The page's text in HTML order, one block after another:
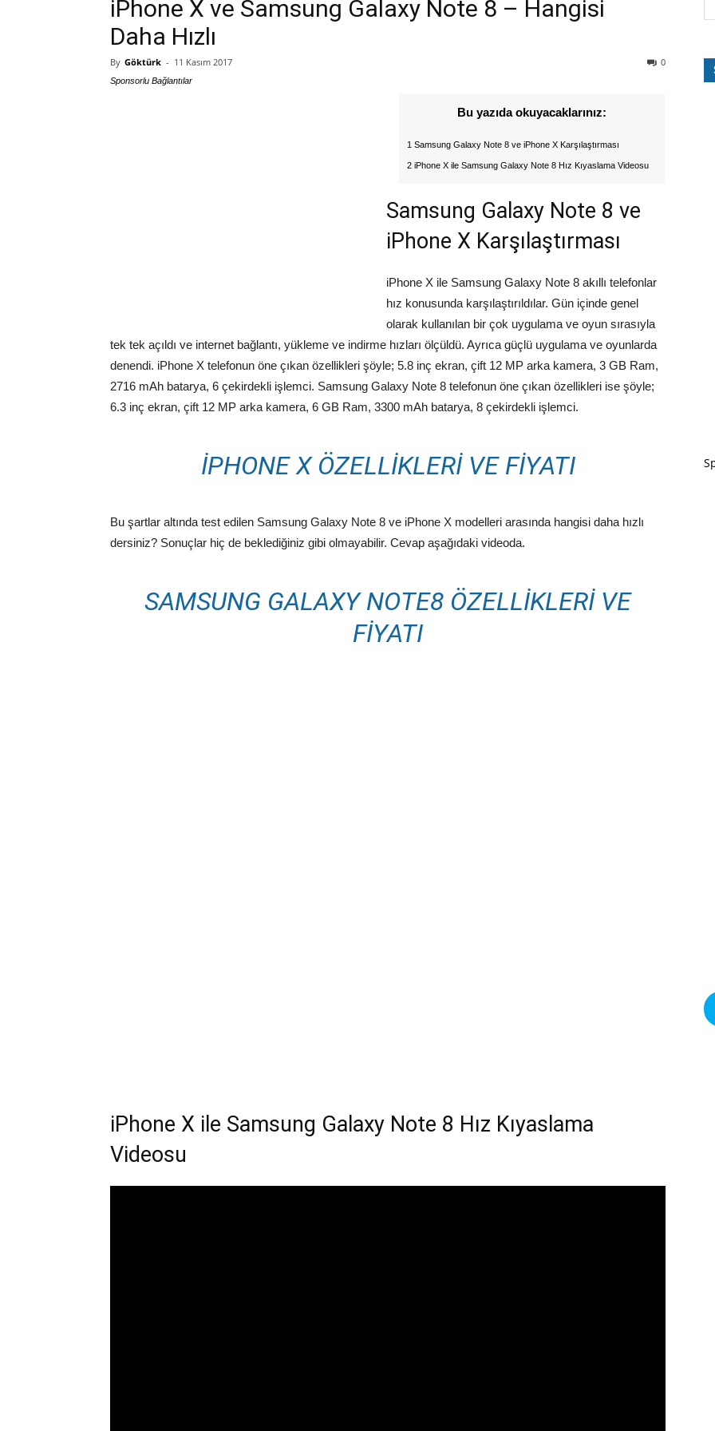
iPhone X ve Samsung Galaxy Note 8 – Hangisi
Daha Hızlı
By Göktürk - 11 Kasım 2017 0
Sponsorlu Bağlantılar
Bu yazıda okuyacaklarınız:
1 Samsung Galaxy Note 8 ve iPhone X Karşılaştırması
2 iPhone X ile Samsung Galaxy Note 8 Hız Kıyaslama Videosu
Samsung Galaxy Note 8 ve
iPhone X Karşılaştırması
iPhone X ile Samsung Galaxy Note 8 akıllı telefonlar
hız konusunda karşılaştırıldılar. Gün içinde genel
olarak kullanılan bir çok uygulama ve oyun sırasıyla
tek tek açıldı ve internet bağlantı, yükleme ve indirme hızları ölçüldü. Ayrıca güçlü uygulama ve oyunlarda
denendi. iPhone X telefonun öne çıkan özellikleri şöyle; 5.8 inç ekran, çift 12 MP arka kamera, 3 GB Ram,
2716 mAh batarya, 6 çekirdekli işlemci. Samsung Galaxy Note 8 telefonun öne çıkan özellikleri ise şöyle;
6.3 inç ekran, çift 12 MP arka kamera, 6 GB Ram, 3300 mAh batarya, 8 çekirdekli işlemci.
IPHONE X ÖZELLIKLERI VE FIYATI
Bu şartlar altında test edilen Samsung Galaxy Note 8 ve iPhone X modelleri arasında hangisi daha hızlı
dersiniz? Sonuçlar hiç de beklediğiniz gibi olmayabilir. Cevap aşağıdaki videoda.
SAMSUNG GALAXY NOTE8 ÖZELLIKLERI VE
FIYATI
iPhone X ile Samsung Galaxy Note 8 Hız Kıyaslama
Videosu